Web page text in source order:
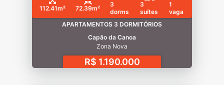
112.41m² 72.39m²
3
dorms
3
suítes
1
vaga
APARTAMENTOS 3 DORMITÓRIOS
Capão da Canoa
Zona Nova
R$ 1.190.000